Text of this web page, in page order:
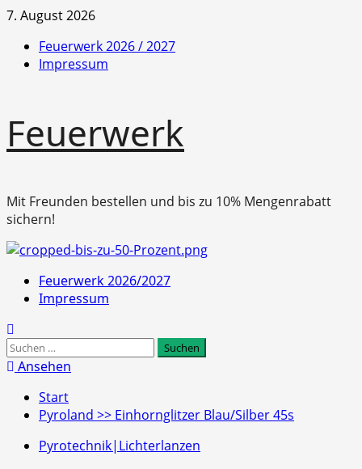
Zum
springen
7. August 2026
Feuerwerk 2026 / 2027
Impressum
Feuerwerk
Mit Freunden bestellen und bis zu 10% Mengenrabatt
sichern!
Primäres
Menü
Feuerwerk 2026/2027
Impressum
Suchen
nach:
Ansehen
Start
Pyroland >> Einhornglitzer Blau/Silber 45s
Pyrotechnik|Lichterlanzen